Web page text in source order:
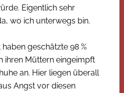
Eigentlich sehr
wo ich unterwegs bin.
geschätzte 98 %
ihren Müttern eingeimpft
an. Hier liegen überall
Angst vor diesen